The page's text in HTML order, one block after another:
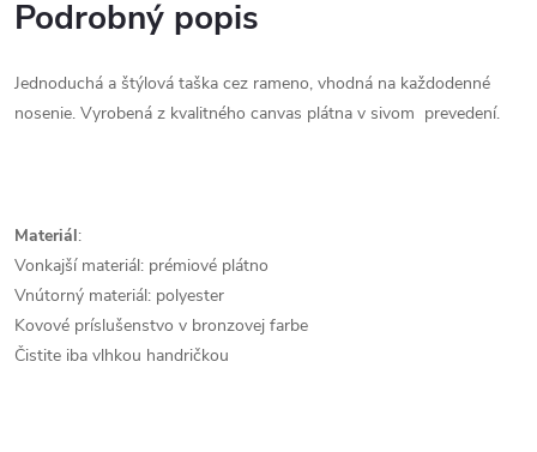
Podrobný popis
Jednoduchá a štýlová taška cez rameno, vhodná na každodenné
nosenie. Vyrobená z kvalitného canvas plátna v sivom prevedení.
Materiál:
Vonkajší materiál: prémiové plátno
Vnútorný materiál: polyester
Kovové príslušenstvo v bronzovej farbe
Čistite iba vlhkou handričkou